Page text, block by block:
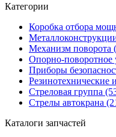
Категории
Коробка отбора
Механизм поворота
Опорно-поворотное
Приборы
Резинотехнические
Стреловая группа
Стрелы автокрана
Каталоги запчастей